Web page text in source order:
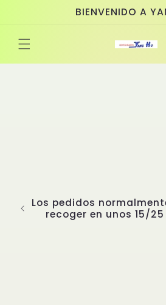
BIENVENIDO A
Los pedidos
recoger en unos 15/